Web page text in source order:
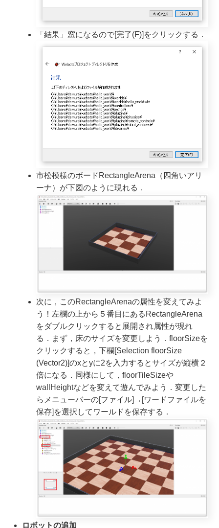
「結果」窓になるので[完了(F)]をクリックする．
市松模様のボードRectangleArena（四角いアリ
ーナ）が下図のように現れる．
次に，このRectangleArenaの属性を変えてみよ
う！左欄の上から５番目にあるRectangleArena
をダブルクリックすると展開され属性が現れ
る．まず，床のサイズを変更しよう．floorSizeを
クリックすると，下欄[Selection floorSize
(Vector2)]のxとyに2を入力するとサイズが縦横２
倍になる．同様にして，floorTileSizeや
wallHeightなどを変えて遊んでみよう．変更した
らメニューバーの[ファイル]→[ワードファイルを
保存]を選択してワールドを保存する．
ロボットの追加